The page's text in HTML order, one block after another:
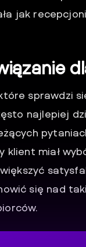
jak
sprawdzi
najlepiej
miał
się nad